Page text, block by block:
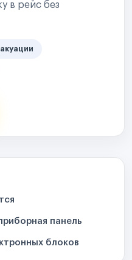
в рейс без
панель
блоков